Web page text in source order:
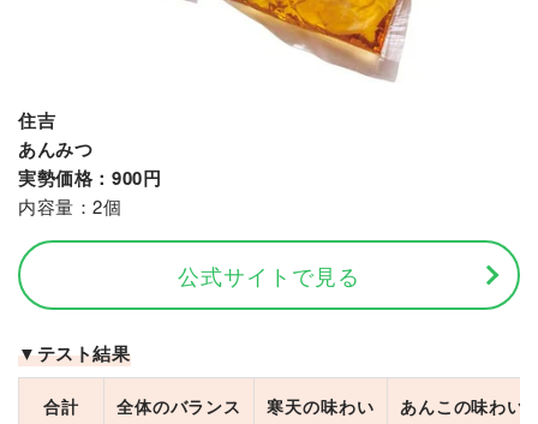
住吉
あんみつ
実勢価格：900円
内容量：2個
公式サイトで見る
▼テスト結果
合計 全体のバランス 寒天の味わい あんこの味わい